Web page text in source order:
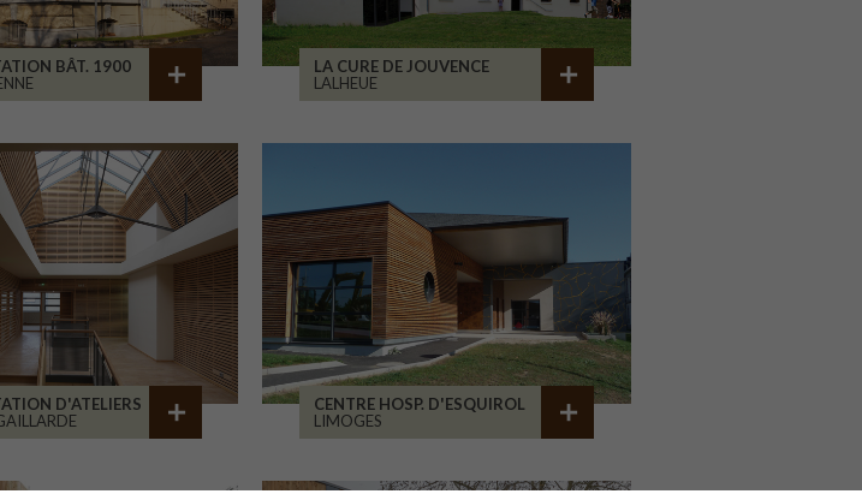
BÂT. 1900
LA CURE DE JOUVENCE
LALHEUE
D'ATELIERS
CENTRE HOSP. D'ESQUIROL
LIMOGES